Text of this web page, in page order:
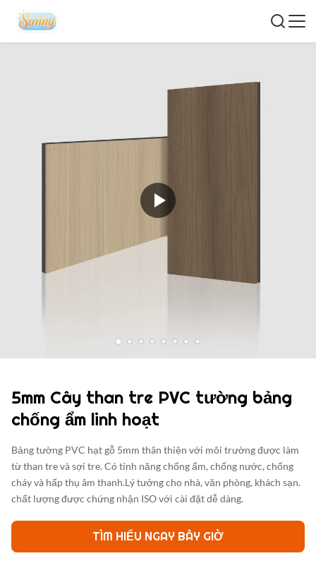
5mm Cây than tre PVC tường bảng
chống ẩm linh hoạt
Bảng tường PVC hạt gỗ 5mm thân thiện với môi trường được làm
từ than tre và sợi tre. Có tính năng chống ẩm, chống nước, chống
cháy và hấp thụ âm thanh.Lý tưởng cho nhà, văn phòng, khách sạn.
chất lượng được chứng nhận ISO với cài đặt dễ dàng.
TÌM HIỂU NGAY BÂY GIỜ